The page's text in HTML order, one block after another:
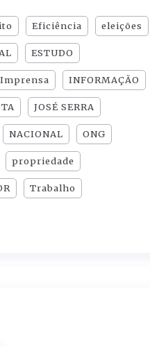
Eficiência eleições
ESTUDO
Imprensa INFORMAÇÃO
JOSÉ SERRA
NACIONAL ONG
propriedade
Trabalho